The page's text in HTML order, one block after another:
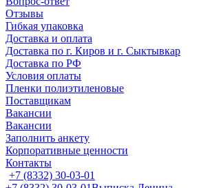
Отзывы
Гибкая упаковка
Доставка и оплата
Доставка по г. Киров и г. Сыктывкар
Доставка по РФ
Условия оплаты
Пленки полиэтиленовые
Поставщикам
Вакансии
Вакансии
Заполнить анкету
Корпоративные ценности
Контакты
+7 (8332) 30-03-01